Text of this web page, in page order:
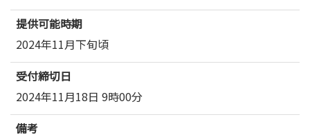
提供可能時期
2024年11月下旬頃
受付締切日
2024年11月18日 9時00分
備考